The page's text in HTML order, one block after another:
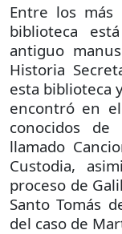
Entre los más
biblioteca
antiguo
Historia
esta biblioteca
encontró en
conocidos de
llamado
Custodia,
proceso de
Santo Tomás
del caso de